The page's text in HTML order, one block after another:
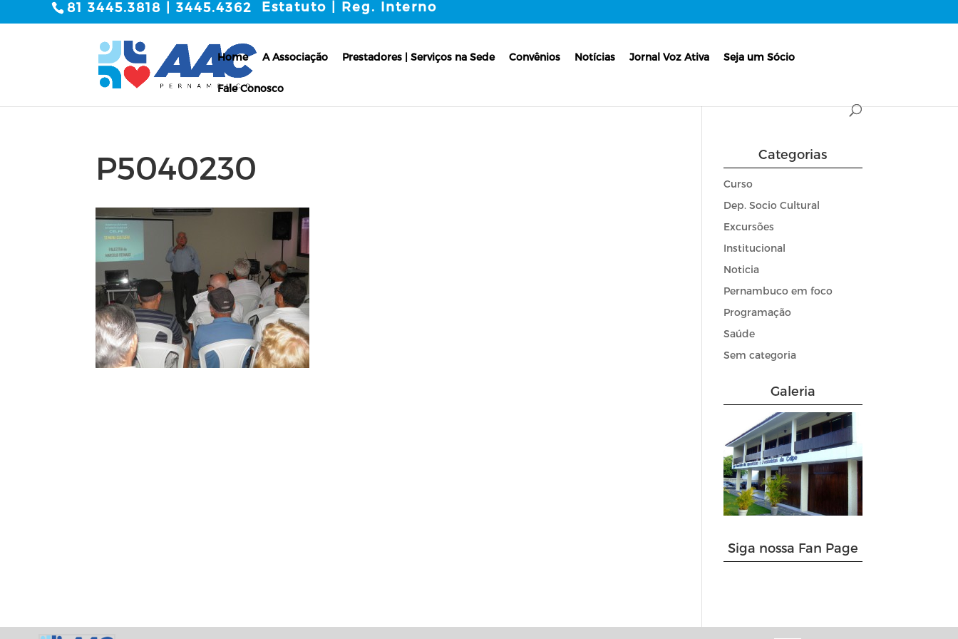
81 3445.3818 | 3445.4362 Estatuto | Reg. Interno
Home A Associação Prestadores | Serviços na Sede Convênios Notícias Jornal Voz Ativa Seja um Sócio
Fale Conosco
P5040230 Categorias
Curso
Dep. Socio Cultural
Excursões
Institucional
Noticia
Pernambuco em foco
Programação
Saúde
Sem categoria
Galeria
Siga nossa Fan Page